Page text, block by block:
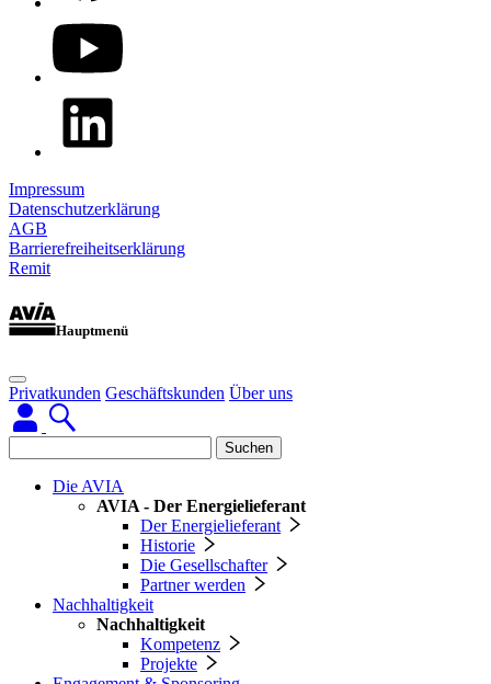
Impressum
Datenschutzerklärung
AGB
Barrierefreiheitserklärung
Remit
Hauptmenü
Privatkunden Geschäftskunden Über uns
Suchen
Die AVIA
AVIA - Der Energielieferant
Der Energielieferant
Historie
Die Gesellschafter
Partner werden
Nachhaltigkeit
Nachhaltigkeit
Kompetenz
Projekte